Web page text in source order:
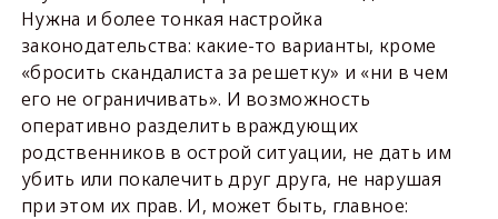
Нужна и более тонкая настройка
законодательства: какие-то варианты, кроме
«бросить скандалиста за решетку» и «ни в чем
его не ограничивать». И возможность
оперативно разделить враждующих
родственников в острой ситуации, не дать им
убить или покалечить друг друга, не нарушая
при этом их прав. И, может быть, главное: